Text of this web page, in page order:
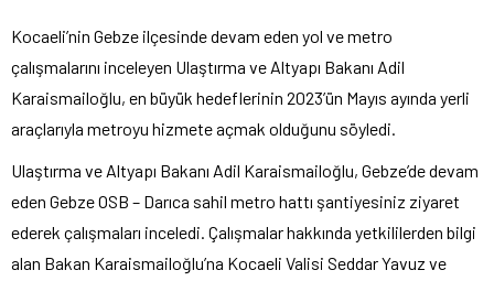
Kocaeli’nin Gebze ilçesinde devam eden yol ve metro
çalışmalarını inceleyen Ulaştırma ve Altyapı Bakanı Adil
Karaismailoğlu, en büyük hedeflerinin 2023’ün Mayıs ayında yerli
araçlarıyla metroyu hizmete açmak olduğunu söyledi.
Ulaştırma ve Altyapı Bakanı Adil Karaismailoğlu, Gebze’de devam
eden Gebze OSB – Darıca sahil metro hattı şantiyesiniz ziyaret
ederek çalışmaları inceledi. Çalışmalar hakkında yetkililerden bilgi
alan Bakan Karaismailoğlu’na Kocaeli Valisi Seddar Yavuz ve